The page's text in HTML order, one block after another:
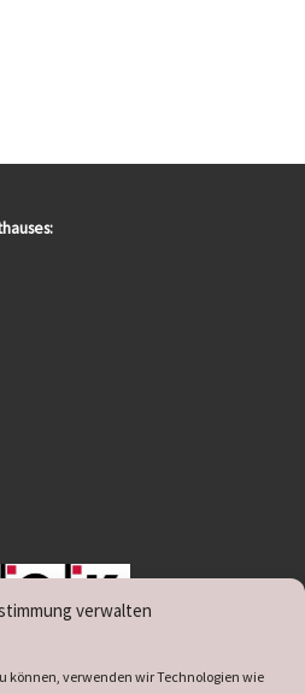
verwalten
können, verwenden wir Technologien wie